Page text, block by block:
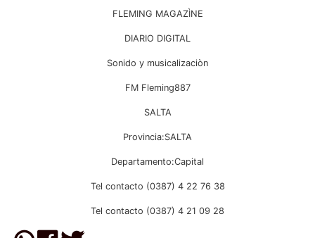
FLEMING MAGAZÌNE
DIARIO DIGITAL
Sonido y musicalizaciòn
FM Fleming887
SALTA
Provincia:SALTA
Departamento:Capital
Tel contacto (0387) 4 22 76 38
Tel contacto (0387) 4 21 09 28